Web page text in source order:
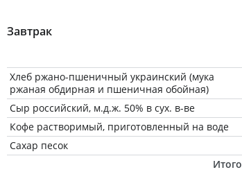
Завтрак
Хлеб ржано-пшеничный украинский (мука
ржаная обдирная и пшеничная обойная)
Сыр российский, м.д.ж. 50% в сух. в-ве
Кофе растворимый, приготовленный на воде
Сахар песок
Итого